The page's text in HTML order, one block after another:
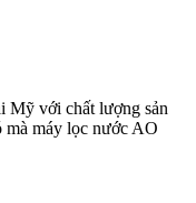
Mỹ với chất lượng sản
mà máy lọc nước AO